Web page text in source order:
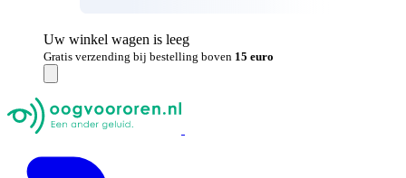
Uw winkel wagen is leeg
Gratis verzending bij bestelling boven 15 euro